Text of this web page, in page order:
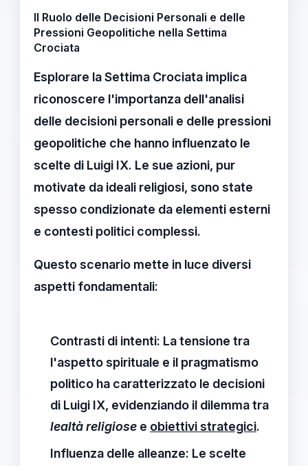
Il Ruolo delle Decisioni Personali e delle
Pressioni Geopolitiche nella Settima
Crociata
Esplorare laSettima Crociata implica
riconoscere l'importanza dell'analisi
delle decisioni personali e delle pressioni
geopolitiche che hanno influenzato le
scelte di Luigi IX. Le sue azioni, pur
motivate da ideali religiosi, sono state
spesso condizionate da elementi esterni
e contesti politici complessi.
Questo scenario mette in luce diversi
aspetti fondamentali:
Contrasti di intenti: La tensione tra
l'aspetto spirituale e il pragmatismo
politico ha caratterizzato le decisioni
di Luigi IX, evidenziando il dilemma tra
lealtà religiose e obiettivi strategici.
Influenza delle alleanze: Le scelte